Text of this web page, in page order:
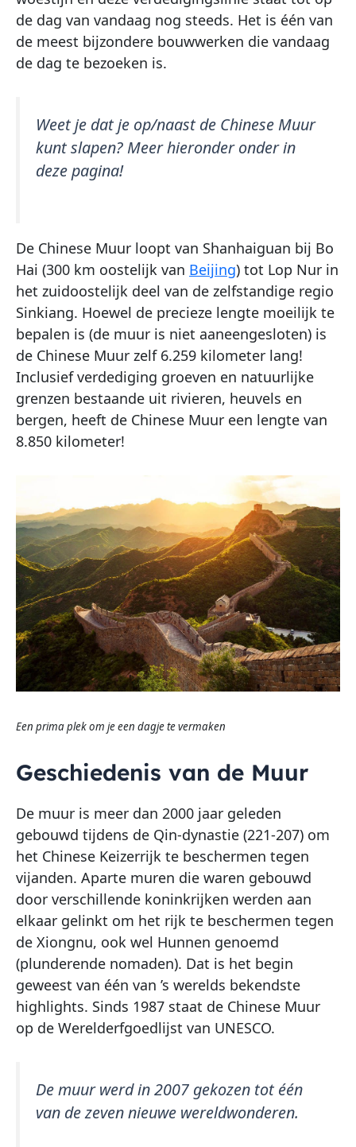
de dag van vandaag nog steeds. Het is één van
de meest bijzondere bouwwerken die vandaag
de dag te bezoeken is.
Weet je dat je op/naast de Chinese Muur
kunt slapen? Meer hieronder onder in
deze pagina!
De Chinese Muur loopt van Shanhaiguan bij Bo
Hai (300 km oostelijk van Beijing) tot Lop Nur in
het zuidoostelijk deel van de zelfstandige regio
Sinkiang. Hoewel de precieze lengte moeilijk te
bepalen is (de muur is niet aaneengesloten) is
de Chinese Muur zelf 6.259 kilometer lang!
Inclusief verdediging groeven en natuurlijke
grenzen bestaande uit rivieren, heuvels en
bergen, heeft de Chinese Muur een lengte van
8.850 kilometer!
Een prima plek om je een dagje te vermaken
Geschiedenis van de Muur
De muur is meer dan 2000 jaar geleden
gebouwd tijdens de Qin-dynastie (221-207) om
het Chinese Keizerrijk te beschermen tegen
vijanden. Aparte muren die waren gebouwd
door verschillende koninkrijken werden aan
elkaar gelinkt om het rijk te beschermen tegen
de Xiongnu, ook wel Hunnen genoemd
(plunderende nomaden). Dat is het begin
geweest van één van ’s werelds bekendste
highlights. Sinds 1987 staat de Chinese Muur
op de Werelderfgoedlijst van UNESCO.
De muur werd in 2007 gekozen tot één
van de zeven nieuwe wereldwonderen.